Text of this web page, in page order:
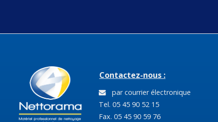
Contactez-nous :
par courrier électronique
Tel. 05 45 90 52 15
Fax. 05 45 90 59 76